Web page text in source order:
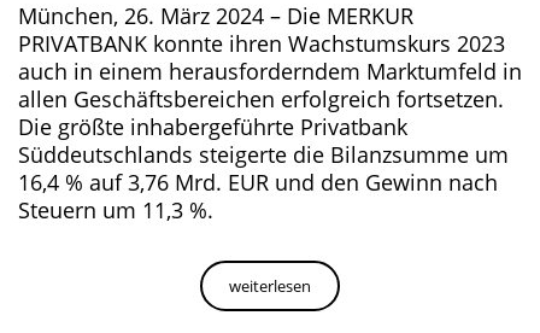
München, 26. März 2024 – Die MERKUR
PRIVATBANK konnte ihren Wachstumskurs 2023
auch in einem herausforderndem Marktumfeld in
allen Geschäftsbereichen erfolgreich fortsetzen.
Die größte inhabergeführte Privatbank
Süddeutschlands steigerte die Bilanzsumme um
16,4 % auf 3,76 Mrd. EUR und den Gewinn nach
Steuern um 11,3 %.
weiterlesen